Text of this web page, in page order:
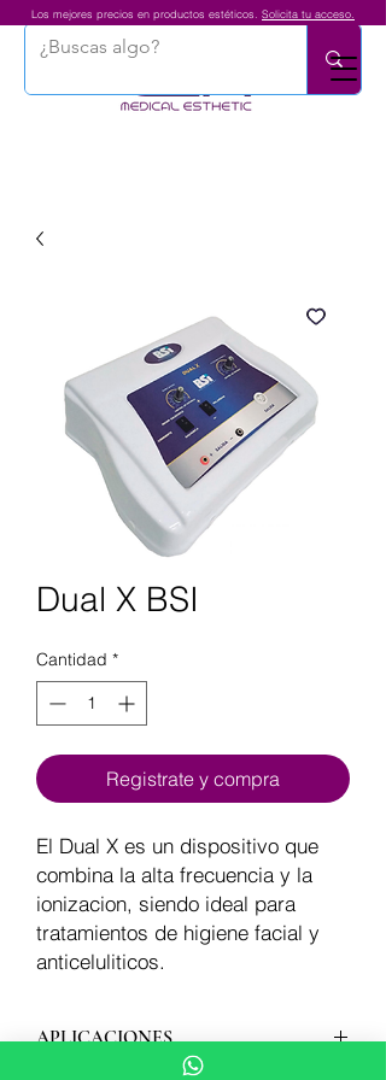
Los mejores precios en productos estéticos. Solicita tu acceso.
Dual X BSI
Cantidad *
Registrate y compra
El Dual X es un dispositivo que
combina la alta frecuencia y la
ionizacion, siendo ideal para
tratamientos de higiene facial y
anticeluliticos.
APLICACIONES